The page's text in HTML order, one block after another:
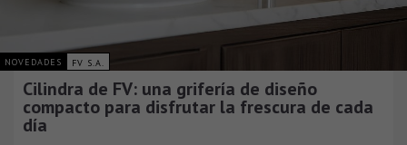
NOVEDADES FV S.A.
Cilindra de FV: una grifería de diseño
compacto para disfrutar la frescura de cada
día